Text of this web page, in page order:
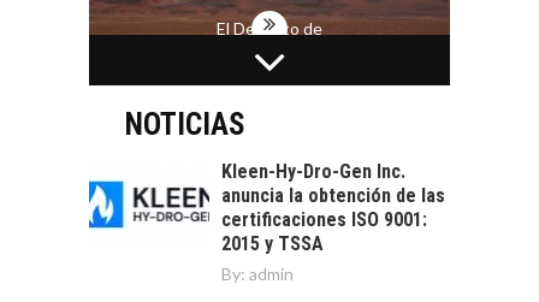
El Desierto de
Atacama: Motor
Estratégico para el
LA INDUSTRIA
MINERA CHILENA
FRENTE AL DESAFÍO
SOSTENIBILIDAD
Minería chilena: un
pilar estratégico ante
el reto ineludible de…
CAPITAL DE RIESGO
NOTICIAS
Kleen-Hy-Dro-Gen Inc.
anuncia la obtención de las
certificaciones ISO 9001:
2015 y TSSA
By: admin